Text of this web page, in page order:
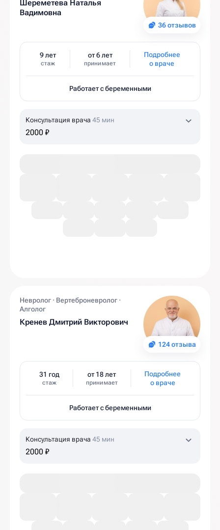
36 отзывов
Шереметева Наталья
Вадимовна
9 лет
стаж
от 6 лет
принимает
Подробнее
о враче
Работает с беременными
Консультация врача 45 мин
2000 ₽
124 отзыва
Невролог · Вертеброневролог ·
Алголог
Кренев Дмитрий Викторович
31 год
стаж
от 18 лет
принимает
Подробнее
о враче
Работает с беременными
Консультация врача 45 мин
2000 ₽